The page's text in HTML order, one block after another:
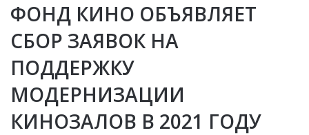
ФОНД КИНО ОБЪЯВЛЯЕТ
СБОР ЗАЯВОК НА
ПОДДЕРЖКУ
МОДЕРНИЗАЦИИ
КИНОЗАЛОВ В 2021 ГОДУ